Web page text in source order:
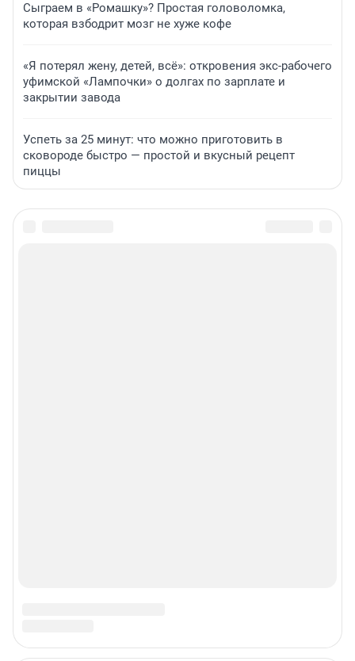
Сыграем в «Ромашку»? Простая головоломка,
которая взбодрит мозг не хуже кофе
«Я потерял жену, детей, всё»: откровения экс-рабочего
уфимской «Лампочки» о долгах по зарплате и
закрытии завода
Успеть за 25 минут: что можно приготовить в
сковороде быстро — простой и вкусный рецепт
пиццы